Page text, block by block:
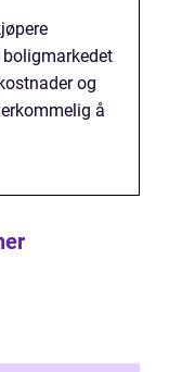
og
å